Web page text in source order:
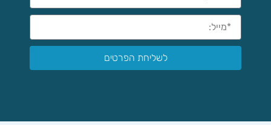
לשליחת הפרטים